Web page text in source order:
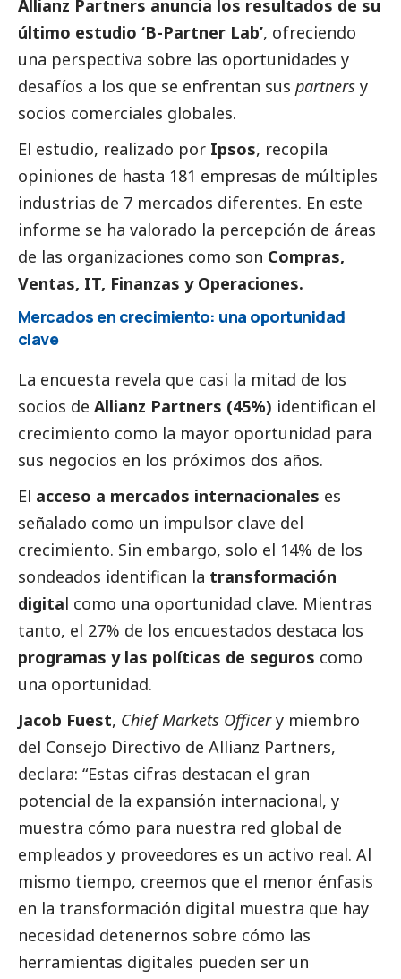
Allianz Partners anuncia los resultados de su
último estudio ‘B-Partner Lab’, ofreciendo
una perspectiva sobre las oportunidades y
desafíos a los que se enfrentan sus partners y
socios comerciales globales.
El estudio, realizado por Ipsos, recopila
opiniones de hasta 181 empresas de múltiples
industrias de 7 mercados diferentes. En este
informe se ha valorado la percepción de áreas
de las organizaciones como son Compras,
Ventas, IT, Finanzas y Operaciones.
Mercados en crecimiento: una oportunidad
clave
La encuesta revela que casi la mitad de los
socios de Allianz Partners (45%) identifican el
crecimiento como la mayor oportunidad para
sus negocios en los próximos dos años.
El acceso a mercados internacionales es
señalado como un impulsor clave del
crecimiento. Sin embargo, solo el 14% de los
sondeados identifican la transformación
digital como una oportunidad clave. Mientras
tanto, el 27% de los encuestados destaca los
programas y las políticas de seguros como
una oportunidad.
Jacob Fuest, Chief Markets Officery miembro
del Consejo Directivo de Allianz Partners,
declara: “Estas cifras destacan el gran
potencial de la expansión internacional, y
muestra cómo para nuestra red global de
empleados y proveedores es un activo real. Al
mismo tiempo, creemos que el menor énfasis
en la transformación digital muestra que hay
necesidad detenernos sobre cómo las
herramientas digitales pueden ser un